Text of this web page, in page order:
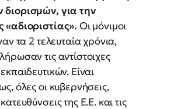
για την
«αδιοριστίας». Οι μόνιμοι
τα 2 τελευταία χρόνια,
τις αντίστοιχες
Είναι
όλες οι κυβερνήσεις,
της Ε.Ε. και τις